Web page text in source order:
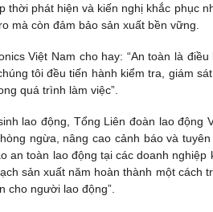
phát hiện và kiến nghị khắc phục
mà còn đảm bảo sản xuất bền vững.
Việt Nam cho hay: “An toàn là
tôi đều tiến hành kiểm tra, giám
quá trình làm việc”.
lao động, Tổng Liên đoàn lao động
ngừa, nâng cao cảnh báo và
an toàn lao động tại các doanh nghiệp
sản xuất năm hoàn thành một cách
cho người lao động”.